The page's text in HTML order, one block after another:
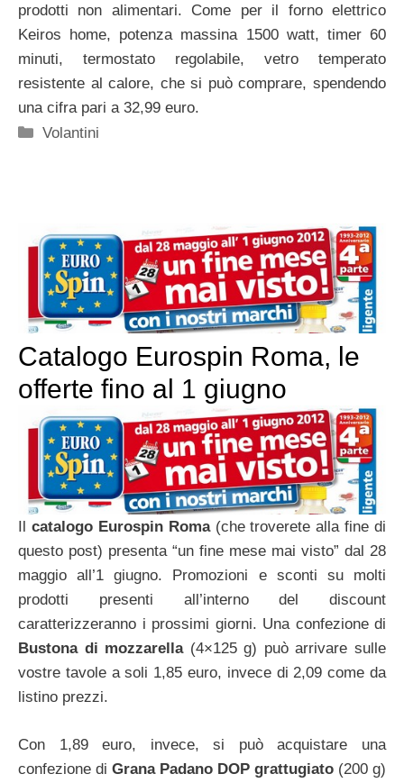
prodotti non alimentari. Come per il forno elettrico
Keiros home, potenza massina 1500 watt, timer 60
minuti, termostato regolabile, vetro temperato
resistente al calore, che si può comprare, spendendo
una cifra pari a 32,99 euro.
Categorie
Volantini
Catalogo Eurospin Roma, le
offerte fino al 1 giugno
catalogo Eurospin Roma(che troverete alla fine di
questo post) presenta “un fine mese mai visto” dal 28
maggio all’1 giugno. Promozioni e sconti su molti
prodotti presenti all’interno del discount
caratterizzeranno i prossimi giorni. Una confezione di
Bustona di mozzarella(4×125 g) può arrivare sulle
vostre tavole a soli 1,85 euro, invece di 2,09 come da
listino prezzi.
Con 1,89 euro, invece, si può acquistare una
confezione di Grana Padano DOP grattugiato (200 g)